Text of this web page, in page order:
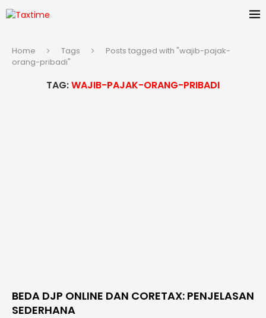
Home Tags
Posts tagged with "wajib-pajak-
orang-pribadi"
TAG:WAJIB-PAJAK-ORANG-PRIBADI
BEDA DJP ONLINE DAN CORETAX: PENJELASAN
SEDERHANA